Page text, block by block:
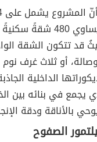
تضمّ الطوابق ما
قد تتكون الشقة
أو ثلاث غرف
الداخلية
يجمع في بنائه بين
بالأناقة ودقة
الصفوح